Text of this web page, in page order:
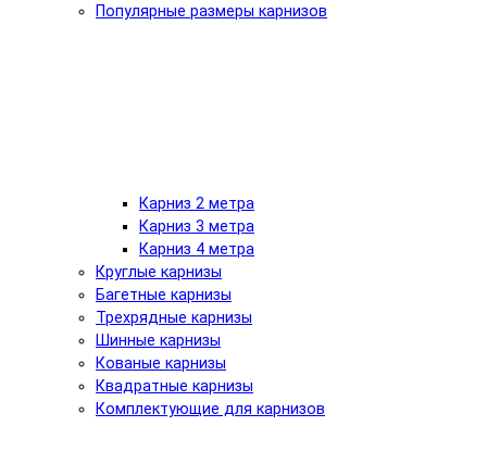
Популярные размеры карнизов
Карниз 2 метра
Карниз 3 метра
Карниз 4 метра
Круглые карнизы
Багетные карнизы
Трехрядные карнизы
Шинные карнизы
Кованые карнизы
Квадратные карнизы
Комплектующие для карнизов